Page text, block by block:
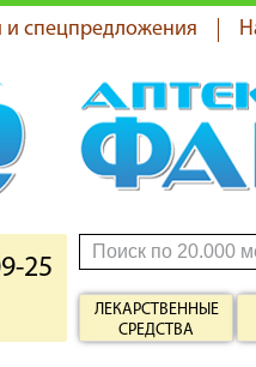
и спецпредложения
25
ЛЕКАРСТВЕННЫЕ
СРЕДСТВА